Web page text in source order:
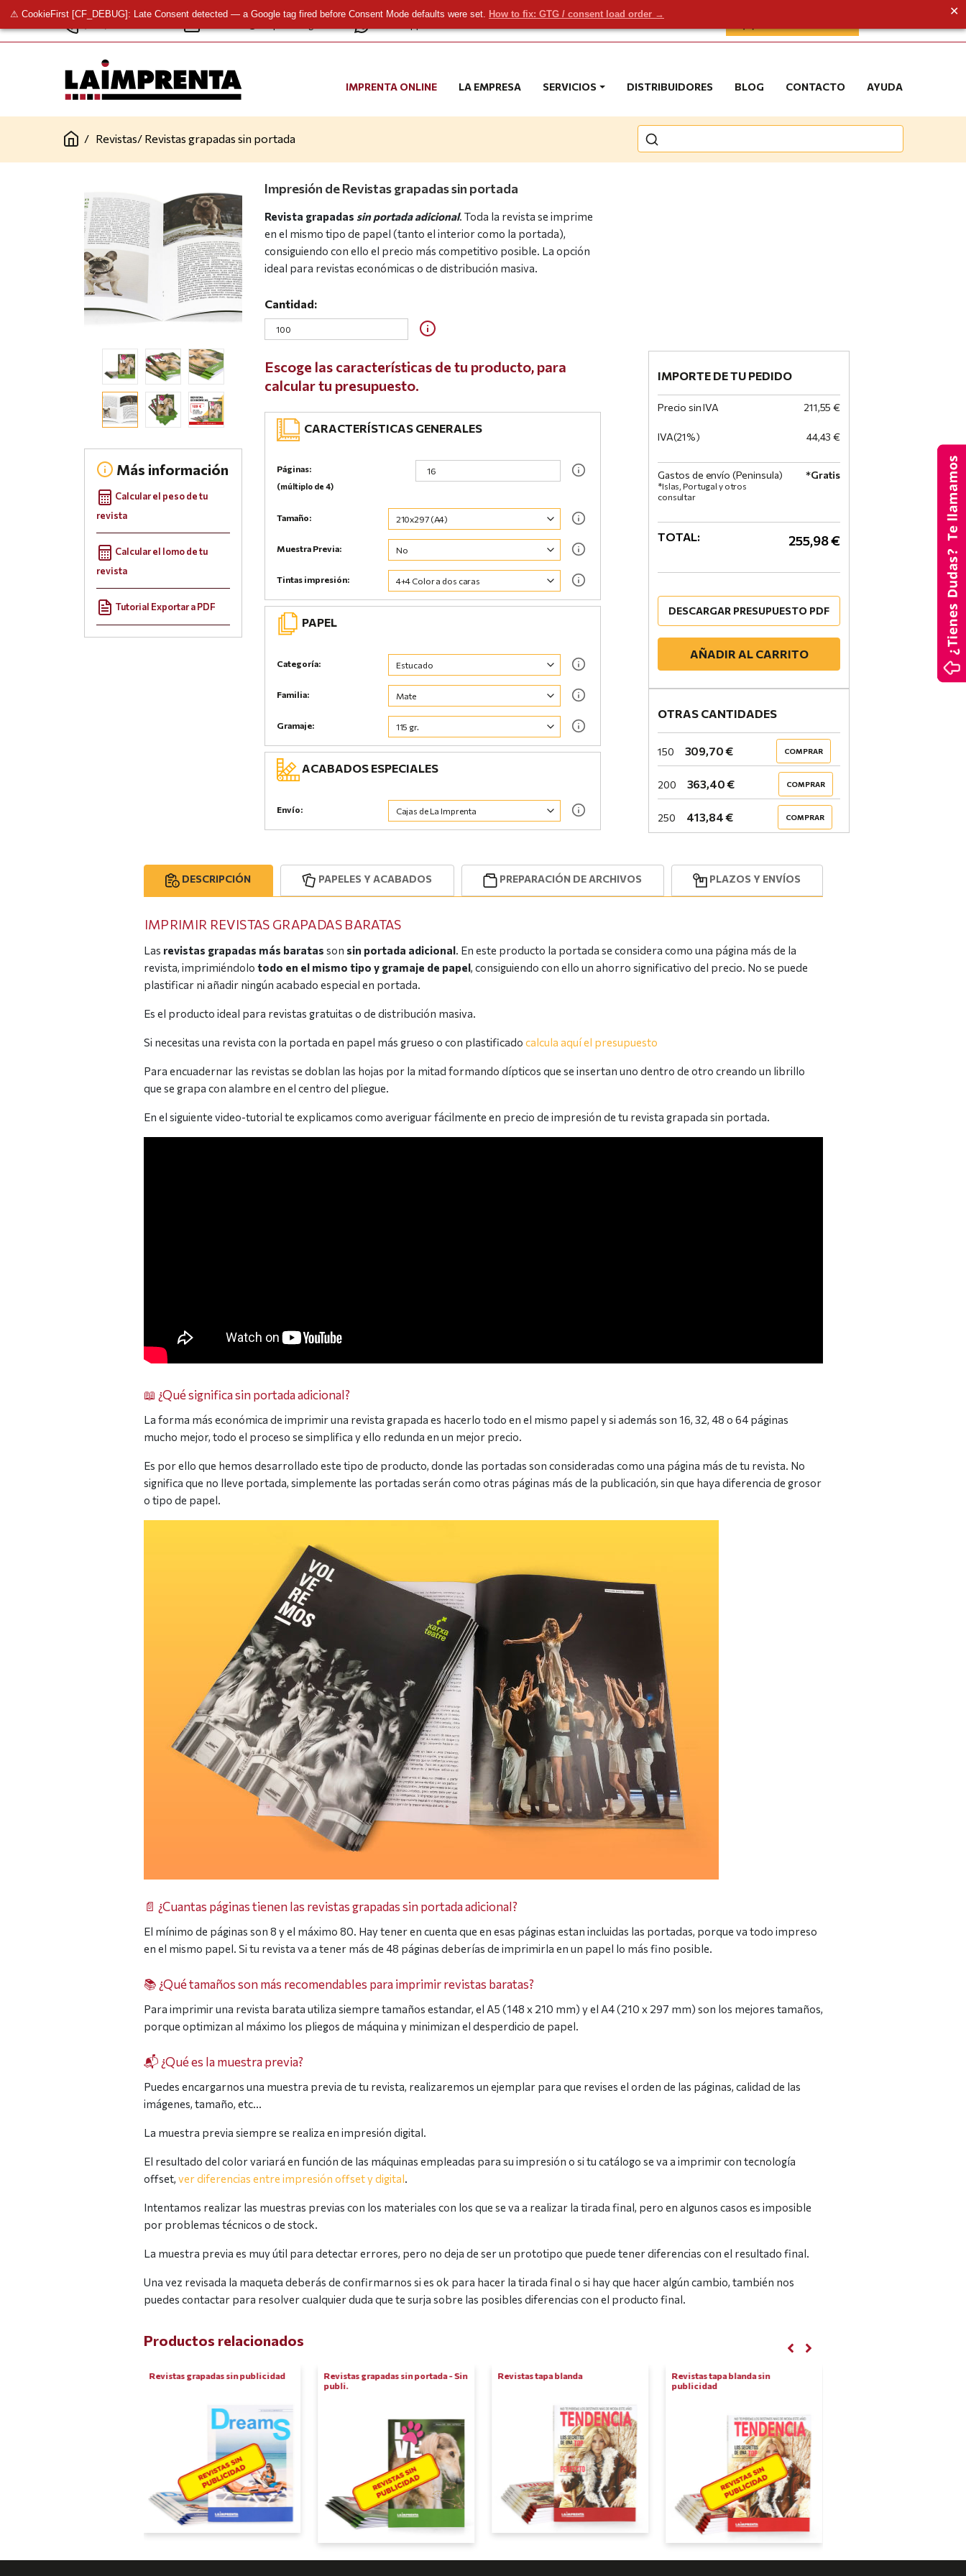
⚠ CookieFirst [CF_DEBUG]: Late Consent detected — a Google tag fired before Consent Mode defaults were set. How to fix: GTG / consent load order →
✕
IMPRENTA ONLINE LA EMPRESA SERVICIOS DISTRIBUIDORES BLOG CONTACTO AYUDA
/ Revistas/ Revistas grapadas sin portada
Más información
Calcular el peso de tu
revista
Calcular el lomo de tu
revista
Tutorial Exportar a PDF
Impresión de Revistas grapadas sin portada
Revista grapadas sin portada adicional. Toda la revista se imprime
en el mismo tipo de papel (tanto el interior como la portada),
consiguiendo con ello el precio más competitivo posible. La opción
ideal para revistas económicas o de distribución masiva.
Cantidad:
Escoge las características de tu producto, para
calcular tu presupuesto.
CARACTERÍSTICAS GENERALES
Páginas:
(múltiplo de 4)
Tamaño:
Muestra Previa:
Tintas impresión:
PAPEL
Categoría:
Familia:
Gramaje:
ACABADOS ESPECIALES
Envío:
IMPORTE DE TU PEDIDO
Precio sin IVA 211,55 €
IVA(21%) 44,43 €
Gastos de envío (Peninsula)
*Islas, Portugal y otros
consultar
*Gratis
TOTAL: 255,98 €
DESCARGAR PRESUPUESTO PDF
AÑADIR AL CARRITO
OTRAS CANTIDADES
150 309,70 € COMPRAR
200 363,40 € COMPRAR
250 413,84 € COMPRAR
DESCRIPCIÓN PAPELES Y ACABADOS PREPARACIÓN DE ARCHIVOS PLAZOS Y ENVÍOS
IMPRIMIR REVISTAS GRAPADAS BARATAS
Las revistas grapadas más baratas son sin portada adicional. En este producto la portada se considera como una página más de la
revista, imprimiéndolo todo en el mismo tipo y gramaje de papel, consiguiendo con ello un ahorro significativo del precio. No se puede
plastificar ni añadir ningún acabado especial en portada.
Es el producto ideal para revistas gratuitas o de distribución masiva.
Si necesitas una revista con la portada en papel más grueso o con plastificado calcula aquí el presupuesto
Para encuadernar las revistas se doblan las hojas por la mitad formando dípticos que se insertan uno dentro de otro creando un librillo
que se grapa con alambre en el centro del pliegue.
En el siguiente video-tutorial te explicamos como averiguar fácilmente en precio de impresión de tu revista grapada sin portada.
📖 ¿Qué significa sin portada adicional?
La forma más económica de imprimir una revista grapada es hacerlo todo en el mismo papel y si además son 16, 32, 48 o 64 páginas
mucho mejor, todo el proceso se simplifica y ello redunda en un mejor precio.
Es por ello que hemos desarrollado este tipo de producto, donde las portadas son consideradas como una página más de tu revista. No
significa que no lleve portada, simplemente las portadas serán como otras páginas más de la publicación, sin que haya diferencia de grosor
o tipo de papel.
📄 ¿Cuantas páginas tienen las revistas grapadas sin portada adicional?
El mínimo de páginas son 8 y el máximo 80. Hay tener en cuenta que en esas páginas estan incluidas las portadas, porque va todo impreso
en el mismo papel. Si tu revista va a tener más de 48 páginas deberías de imprimirla en un papel lo más fino posible.
📚 ¿Qué tamaños son más recomendables para imprimir revistas baratas?
Para imprimir una revista barata utiliza siempre tamaños estandar, el A5 (148 x 210 mm) y el A4 (210 x 297 mm) son los mejores tamaños,
porque optimizan al máximo los pliegos de máquina y minimizan el desperdicio de papel.
📬 ¿Qué es la muestra previa?
Puedes encargarnos una muestra previa de tu revista, realizaremos un ejemplar para que revises el orden de las páginas, calidad de las
imágenes, tamaño, etc…
La muestra previa siempre se realiza en impresión digital.
El resultado del color variará en función de las máquinas empleadas para su impresión o si tu catálogo se va a imprimir con tecnología
offset, ver diferencias entre impresión offset y digital.
Intentamos realizar las muestras previas con los materiales con los que se va a realizar la tirada final, pero en algunos casos es imposible
por problemas técnicos o de stock.
La muestra previa es muy útil para detectar errores, pero no deja de ser un prototipo que puede tener diferencias con el resultado final.
Una vez revisada la maqueta deberás de confirmarnos si es ok para hacer la tirada final o si hay que hacer algún cambio, también nos
puedes contactar para resolver cualquier duda que te surja sobre las posibles diferencias con el producto final.
Productos relacionados
Revistas grapadas sin publicidad
Revistas grapadas sin portada - Sin
publi.
Revistas tapa blanda
Revistas tapa blanda sin
publicidad